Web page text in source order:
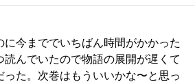
に今まででいちばん時間がかかった
読んでいたので物語の展開が遅くて
った。次巻はもういいかな〜と思っ